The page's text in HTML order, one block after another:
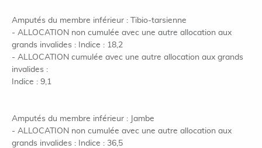
Amputés du membre inférieur : Tibio-tarsienne
- ALLOCATION non cumulée avec une autre allocation aux
grands invalides : Indice : 18,2
- ALLOCATION cumulée avec une autre allocation aux grands
invalides :
Indice : 9,1
Amputés du membre inférieur : Jambe
- ALLOCATION non cumulée avec une autre allocation aux
grands invalides : Indice : 36,5